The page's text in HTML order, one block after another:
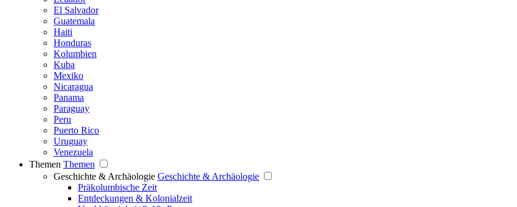
El Salvador
Guatemala
Haiti
Honduras
Kolumbien
Kuba
Mexiko
Nicaragua
Panama
Paraguay
Peru
Puerto Rico
Uruguay
Venezuela
Themen Themen
Geschichte & Archäologie Geschichte & Archäologie
Präkolumbische Zeit
Entdeckungen & Kolonialzeit